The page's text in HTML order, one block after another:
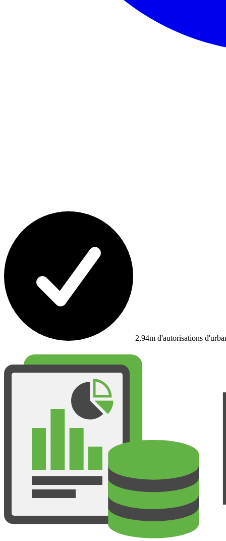
2,94m d'autorisations